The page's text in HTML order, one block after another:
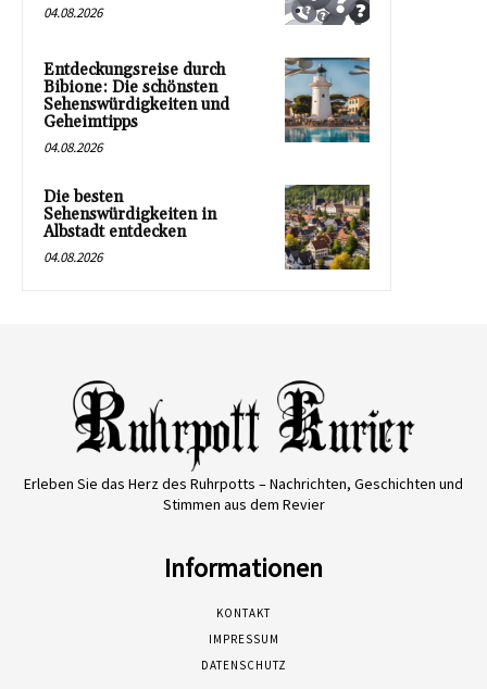
04.08.2026
Entdeckungsreise durch
Bibione: Die schönsten
Sehenswürdigkeiten und
Geheimtipps
04.08.2026
Die besten
Sehenswürdigkeiten in
Albstadt entdecken
04.08.2026
Erleben Sie das Herz des Ruhrpotts – Nachrichten, Geschichten und
Stimmen aus dem Revier
Informationen
KONTAKT
IMPRESSUM
DATENSCHUTZ